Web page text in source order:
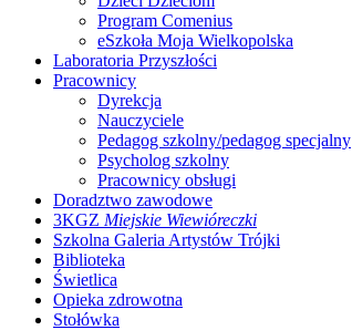
Program Comenius
eSzkoła Moja Wielkopolska
Laboratoria Przyszłości
Pracownicy
Dyrekcja
Nauczyciele
Pedagog szkolny/pedagog specjalny
Psycholog szkolny
Pracownicy obsługi
Doradztwo zawodowe
3KGZ Miejskie Wiewióreczki
Szkolna Galeria Artystów Trójki
Biblioteka
Świetlica
Opieka zdrowotna
Stołówka